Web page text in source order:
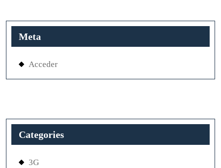
Meta
Acceder
Categories
3G